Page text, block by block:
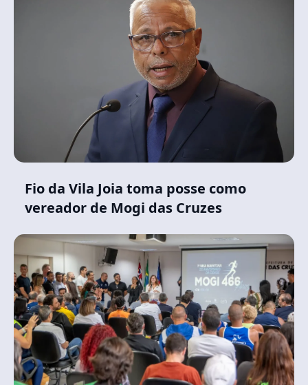
Fio da Vila Joia toma posse como
vereador de Mogi das Cruzes